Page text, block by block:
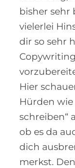
bisher sehr
vielerlei
dir so sehr
Hier
Hürden wie
schreiben“
ob es da
dich
merkst.